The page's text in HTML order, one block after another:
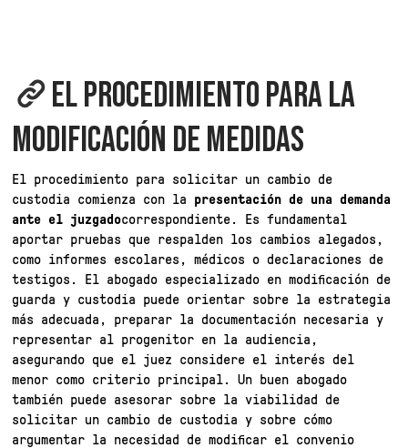
EL PROCEDIMIENTO PARA LA
MODIFICACIÓN DE MEDIDAS
El procedimiento para solicitar un cambio de
custodia comienza con la presentación de una demanda
ante el juzgadocorrespondiente. Es fundamental
aportar pruebas que respalden los cambios alegados,
como informes escolares, médicos o declaraciones de
testigos. El abogado especializado en modificación de
guarda y custodia puede orientar sobre la estrategia
más adecuada, preparar la documentación necesaria y
representar al progenitor en la audiencia,
asegurando que el juez considere el interés del
menor como criterio principal. Un buen abogado
también puede asesorar sobre la viabilidad de
solicitar un cambio de custodia y sobre cómo
argumentar la necesidad de modificar el convenio